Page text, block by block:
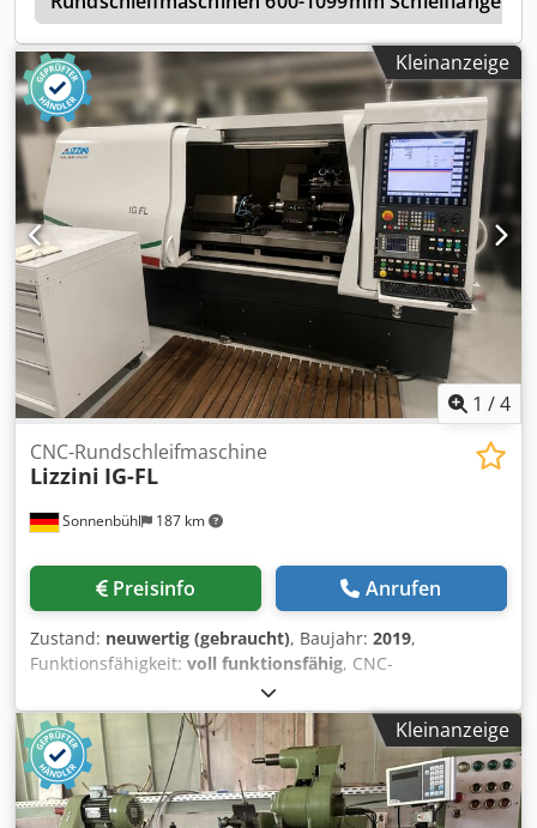
Kleinanzeige
1 /4
Sonnenbühl 187 km
CNC-Rundschleifmaschine
Lizzini IG-FL
Preisinfo Anrufen
Zustand: neuwertig (gebraucht), Baujahr: 2019,
Funktionsfähigkeit: voll funktionsfähig, CNC-
Rundschleifmaschine Lizzini IG-FL Baujahr: 2019 Zustand:
Absolut neuwertig, Steuerung: Siemenssteuerung 840D sl
Ausstattung: - 2 Aussenschleifscheiben - 1
Innenschleifeinrichtung mit C-Achse und voll gesteuerter
B-Achse Csdpfx Agszmhumokoha Spitzenweite 1000 mm
Spitzenhöhe 200 mm
Kleinanzeige